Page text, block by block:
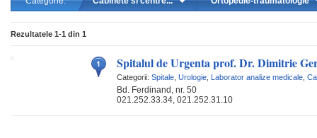
Rezultatele 1-1 din 1
Spitalul de Urgenta prof. Dr. Dimitrie
Categorii: Spitale Urologie Laborator analize medicale
Bd. Ferdinand, nr. 50
021.252.33.34, 021.252.31.10